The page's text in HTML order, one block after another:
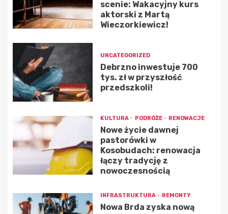
scenie: Wakacyjny kurs
aktorski z Martą
Wieczorkiewicz!
UNCATEGORIZED
Debrzno inwestuje 700
tys. zł w przyszłość
przedszkoli!
KULTURA PODRÓŻE RENOWACJE
Nowe życie dawnej
pastorówki w
Kosobudach: renowacja
łączy tradycję z
nowoczesnością
INFRASTRUKTURA REMONTY
Nowa Brda zyska nową